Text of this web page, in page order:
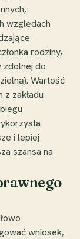
względach
rodziny,
zdolnej do
Wartość
zakładu
i lepiej
szansa na
wniosek,